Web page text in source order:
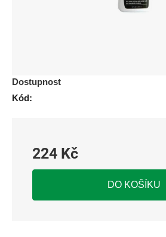
Dostupnost
Kód:
224 Kč
Měrná cena:
DO KOŠÍKU